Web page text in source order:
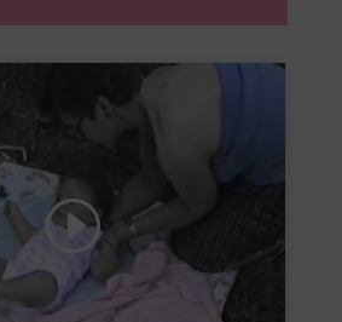
accepter les cookies de
et activer ce contenu